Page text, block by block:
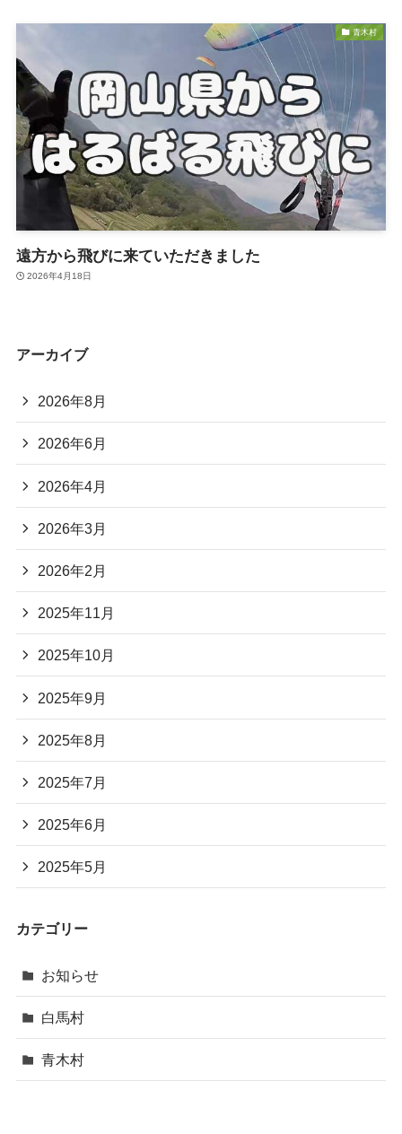
青木村
遠方から飛びに来ていただきました
2026年4月18日
アーカイブ
2026年8月
2026年6月
2026年4月
2026年3月
2026年2月
2025年11月
2025年10月
2025年9月
2025年8月
2025年7月
2025年6月
2025年5月
カテゴリー
お知らせ
白馬村
青木村